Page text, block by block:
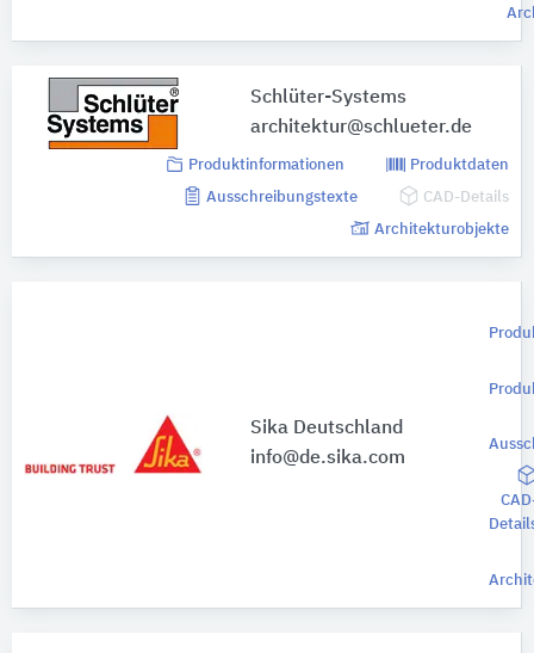
Schlüter-Systems
architektur@schlueter.de
Produktinformationen Produktdaten
Ausschreibungstexte CAD-Details
Architekturobjekte
Sika Deutschland
info@de.sika.com